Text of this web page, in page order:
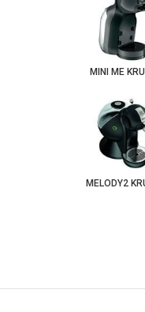
XS
MINI ME
MELODY2